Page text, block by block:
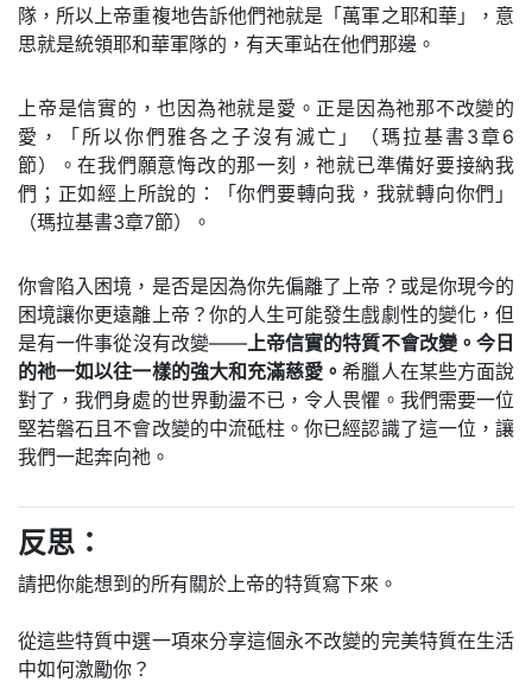
隊，所以上帝重複地告訴他們祂就是「萬軍之耶和華」，意
思就是統領耶和華軍隊的，有天軍站在他們那邊。
上帝是信實的，也因為祂就是愛。正是因為祂那不改變的
愛，「所以你們雅各之子沒有滅亡」（瑪拉基書3章6
節）。在我們願意悔改的那一刻，祂就已準備好要接納我
們；正如經上所說的：「你們要轉向我，我就轉向你們」
（瑪拉基書3章7節）。
你會陷入困境，是否是因為你先偏離了上帝？或是你現今的
困境讓你更遠離上帝？你的人生可能發生戲劇性的變化，但
是有一件事從沒有改變——上帝信實的特質不會改變。今日
的祂一如以往一樣的強大和充滿慈愛。希臘人在某些方面說
對了，我們身處的世界動盪不已，令人畏懼。我們需要一位
堅若磐石且不會改變的中流砥柱。你已經認識了這一位，讓
我們一起奔向祂。
反思：
請把你能想到的所有關於上帝的特質寫下來。
從這些特質中選一項來分享這個永不改變的完美特質在生活
中如何激勵你？